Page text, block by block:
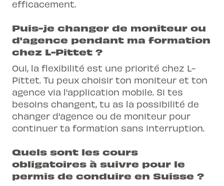
efficacement.
Puis-je changer de moniteur ou
d'agence pendant ma formation
chez L-Pittet ?
Oui, la flexibilité est une priorité chez L-
Pittet. Tu peux choisir ton moniteur et ton
agence via l'application mobile. Si tes
besoins changent, tu as la possibilité de
changer d'agence ou de moniteur pour
continuer ta formation sans interruption.
Quels sont les cours
obligatoires à suivre pour le
permis de conduire en Suisse ?